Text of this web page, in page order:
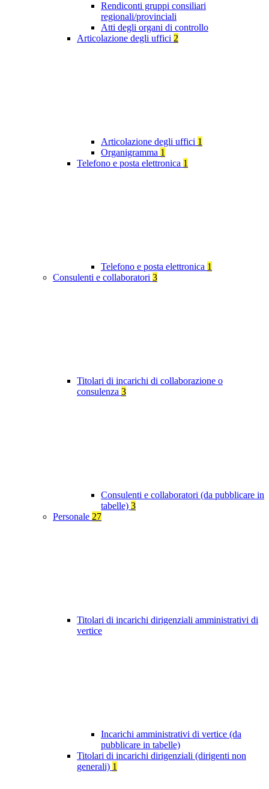
Rendiconti gruppi consiliari
regionali/provinciali
Atti degli organi di controllo
Articolazione degli uffici 2
Articolazione degli uffici 1
Organigramma 1
Telefono e posta elettronica 1
Telefono e posta elettronica 1
Consulenti e collaboratori 3
Titolari di incarichi di collaborazione o
consulenza 3
Consulenti e collaboratori (da pubblicare in
tabelle) 3
Personale 27
Titolari di incarichi dirigenziali amministrativi di
vertice
Incarichi amministrativi di vertice (da
pubblicare in tabelle)
Titolari di incarichi dirigenziali (dirigenti non
generali) 1